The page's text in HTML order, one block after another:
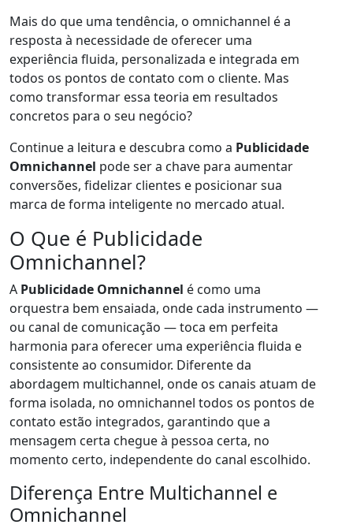
Mais do que uma tendência, o omnichannel é a
resposta à necessidade de oferecer uma
experiência fluida, personalizada e integrada em
todos os pontos de contato com o cliente. Mas
como transformar essa teoria em resultados
concretos para o seu negócio?
Continue a leitura e descubra como a Publicidade
Omnichannel pode ser a chave para aumentar
conversões, fidelizar clientes e posicionar sua
marca de forma inteligente no mercado atual.
O Que é Publicidade
Omnichannel?
A Publicidade Omnichannel é como uma
orquestra bem ensaiada, onde cada instrumento —
ou canal de comunicação — toca em perfeita
harmonia para oferecer uma experiência fluida e
consistente ao consumidor. Diferente da
abordagem multichannel, onde os canais atuam de
forma isolada, no omnichannel todos os pontos de
contato estão integrados, garantindo que a
mensagem certa chegue à pessoa certa, no
momento certo, independente do canal escolhido.
Diferença Entre Multichannel e
Omnichannel